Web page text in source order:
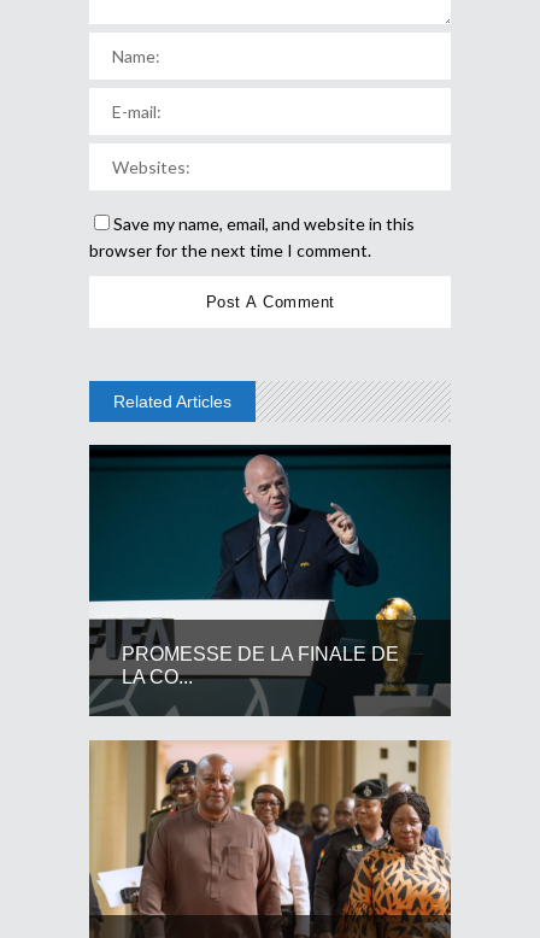
Save my name, email, and website in this
browser for the next time I comment.
Related Articles
PROMESSE DE LA FINALE DE
LA CO...